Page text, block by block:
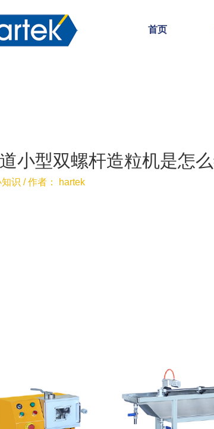
首页
小型双螺杆造粒机是怎
识 / 作者： hartek